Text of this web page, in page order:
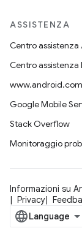
ASSISTENZA
Centro assistenza
Centro assistenza
www.android.com
Google Mobile
Stack Overflow
Monitoraggio
Informazioni su
Privacy